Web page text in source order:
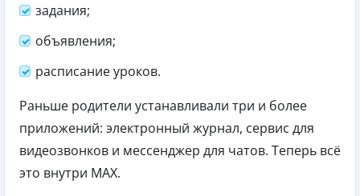
задания;
объявления;
расписание уроков.
Раньше родители устанавливали три и более
приложений: электронный журнал, сервис для
видеозвонков и мессенджер для чатов. Теперь всё
это внутри MAX.